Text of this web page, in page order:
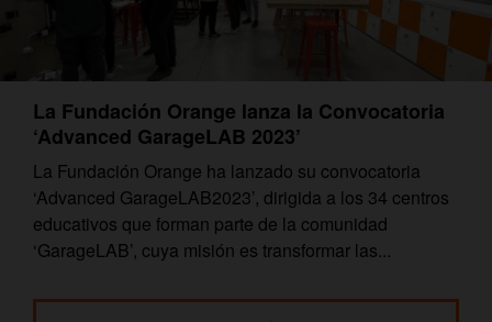
La Fundación Orange lanza la Convocatoria
‘Advanced GarageLAB 2023’
La Fundación Orange ha lanzado su convocatoria
‘Advanced GarageLAB2023’, dirigida a los 34 centros
educativos que forman parte de la comunidad
‘GarageLAB’, cuya misión es transformar las...